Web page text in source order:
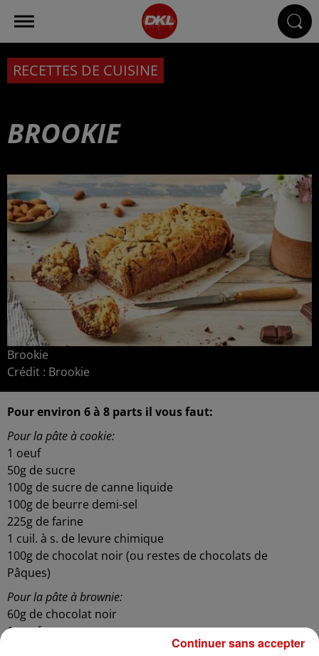
RECETTES DE CUISINE
BROOKIE
Brookie
Crédit : Brookie
Pour environ 6 à 8 parts il vous faut:
Pour la pâte à cookie:
1 oeuf
50g de sucre
100g de sucre de canne liquide
100g de beurre demi-sel
225g de farine
1 cuil. à s. de levure chimique
100g de chocolat noir (ou restes de chocolats de
Pâques)
Pour la pâte à brownie:
60g de chocolat noir
1 oeuf
Continuer sans accepter